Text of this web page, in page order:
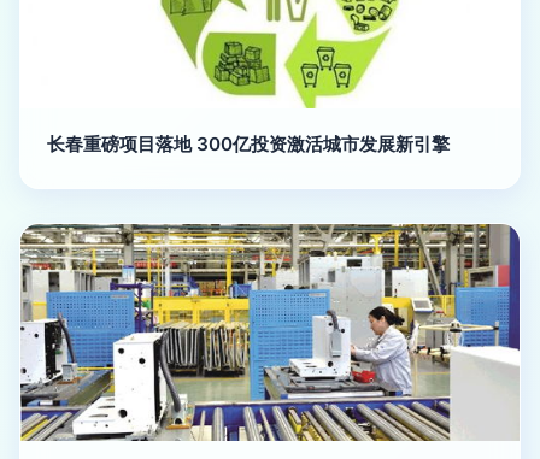
长春重磅项目落地 300亿投资激活城市发展新引擎